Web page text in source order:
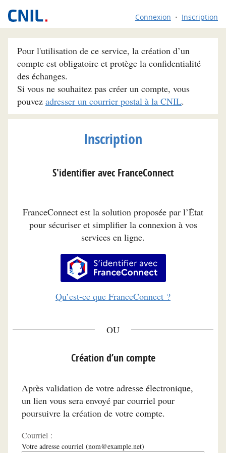
Connexion Inscription
Pour l'utilisation de ce service, la création d’un
compte est obligatoire et protège la confidentialité
des échanges.
Si vous ne souhaitez pas créer un compte, vous
pouvez adresser un courrier postal à la CNIL.
Inscription
S'identifier avec FranceConnect
FranceConnect est la solution proposée par l’État
pour sécuriser et simplifier la connexion à vos
services en ligne.
S’identifier avec
Qu’est-ce que FranceConnect ?
Création d’un compte
Après validation de votre adresse électronique,
un lien vous sera envoyé par courriel pour
poursuivre la création de votre compte.
Courriel :
Votre adresse courriel (nom@example.net)